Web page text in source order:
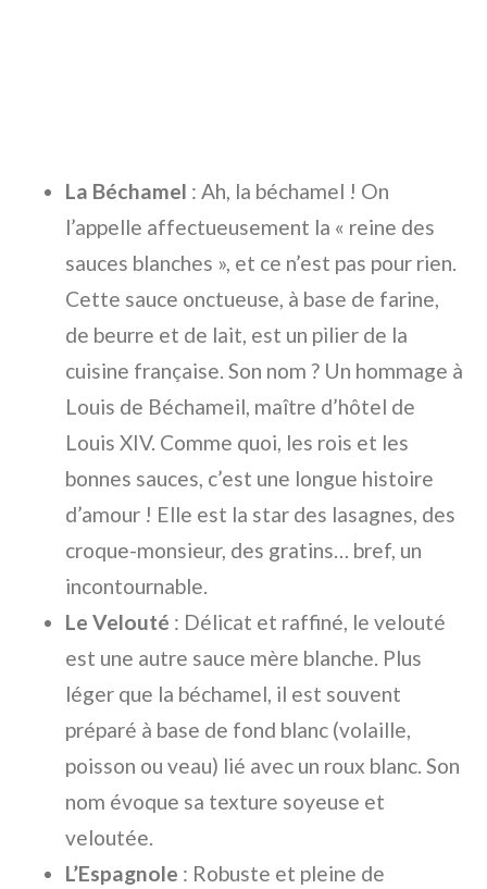
La Béchamel : Ah, la béchamel ! On
l’appelle affectueusement la « reine des
sauces blanches », et ce n’est pas pour rien.
Cette sauce onctueuse, à base de farine,
de beurre et de lait, est un pilier de la
cuisine française. Son nom ? Un hommage à
Louis de Béchameil, maître d’hôtel de
Louis XIV. Comme quoi, les rois et les
bonnes sauces, c’est une longue histoire
d’amour ! Elle est la star des lasagnes, des
croque-monsieur, des gratins… bref, un
incontournable.
Le Velouté : Délicat et raffiné, le velouté
est une autre sauce mère blanche. Plus
léger que la béchamel, il est souvent
préparé à base de fond blanc (volaille,
poisson ou veau) lié avec un roux blanc. Son
nom évoque sa texture soyeuse et
veloutée.
L’Espagnole : Robuste et pleine de